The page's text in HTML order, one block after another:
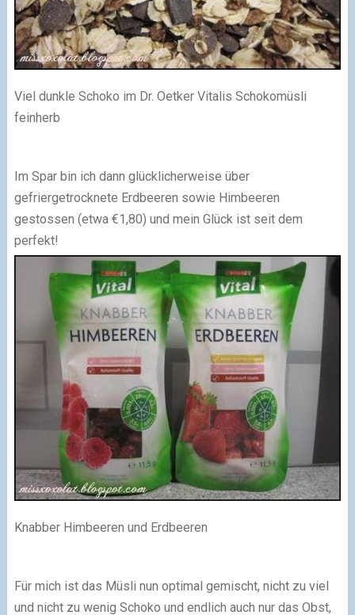
Viel dunkle Schoko im Dr. Oetker Vitalis Schokomüsli
feinherb
Im Spar bin ich dann glücklicherweise über
gefriergetrocknete Erdbeeren sowie Himbeeren
gestossen (etwa €1,80) und mein Glück ist seit dem
perfekt!
Knabber Himbeeren und Erdbeeren
Für mich ist das Müsli nun optimal gemischt, nicht zu viel
und nicht zu wenig Schoko und endlich auch nur das Obst,